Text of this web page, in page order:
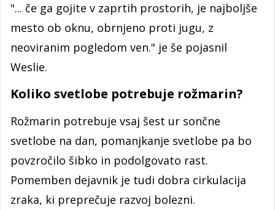
"... če ga gojite v zaprtih prostorih, je najboljše
mesto ob oknu, obrnjeno proti jugu, z
neoviranim pogledom ven." je še pojasnil
Weslie.
Koliko svetlobe potrebuje rožmarin?
Rožmarin potrebuje vsaj šest ur sončne
svetlobe na dan, pomanjkanje svetlobe pa bo
povzročilo šibko in podolgovato rast.
Pomemben dejavnik je tudi dobra cirkulacija
zraka, ki preprečuje razvoj bolezni.